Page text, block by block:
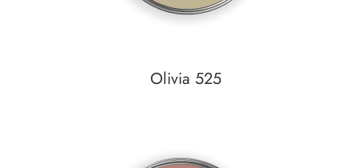
Olivia 525